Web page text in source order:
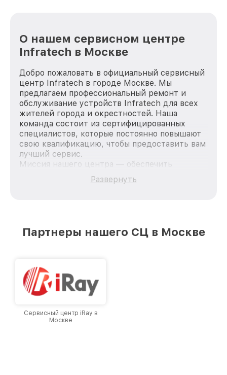
О нашем сервисном центре
Infratech в Москве
Добро пожаловать в официальный сервисный
центр Infratech в городе Москве. Мы
предлагаем профессиональный ремонт и
обслуживание устройств Infratech для всех
жителей города и окрестностей. Наша
команда состоит из сертифицированных
специалистов, которые постоянно повышают
свою квалификацию, чтобы предоставить вам
лучший сервис.
Миссия нашего центра — обеспечить
качественный и доступный ремонт для
каждого пользователя продукции Infratech,
лучшим сервисным центром Infratech в
Развернуть
Партнеры нашего СЦ в Москве
Сервисный центр iRay в
Москве